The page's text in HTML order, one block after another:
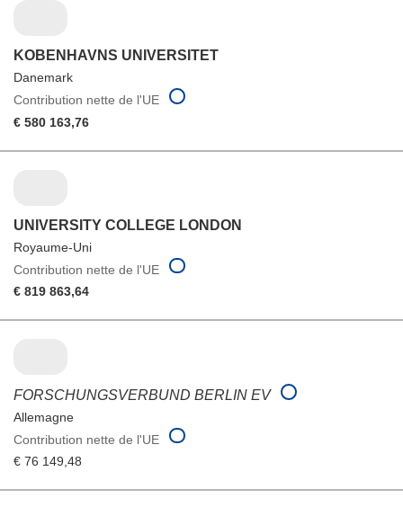
KOBENHAVNS UNIVERSITET
Danemark
Contribution nette de l'UE
€ 580 163,76
UNIVERSITY COLLEGE LONDON
Royaume-Uni
Contribution nette de l'UE
€ 819 863,64
FORSCHUNGSVERBUND BERLIN EV
Allemagne
Contribution nette de l'UE
€ 76 149,48